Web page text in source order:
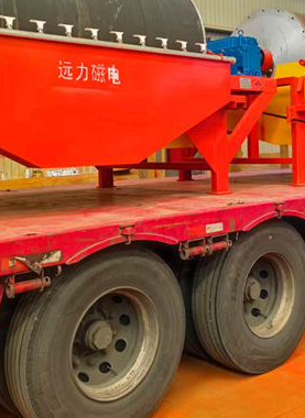
式强磁选机 RCT系列全